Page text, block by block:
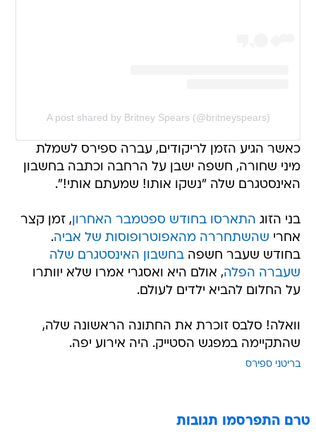
A post shared by Britney Spears (@britneyspears)
כאשר הגיע הזמן לריקודים, עברה ספירס לשמלת
מיני שחורה, חשפה ישבן על הרחבה וכתבה בחשבון
האינסטגרם שלה "נשקו אותו! שמעתם אותי!".
בני הזוג התארסו בחודש ספטמבר האחרון , זמן קצר
אחרי שהשתחררה מהאפוטרופוסות של אביה.
בחודש שעבר חשפהבחשבון האינסטגרם שלה
שעברה הפלה, אולם היא ואסגרי אמרו שלא יוותרו
על החלום להביא ילדים לעולם.
וואלה! סלבס זוכרת את החתונה הראשונה שלה,
שהתקיימה במפגש הסטייק. היה אירוע יפה.
בריטני ספירס
טרם התפרסמו תגובות